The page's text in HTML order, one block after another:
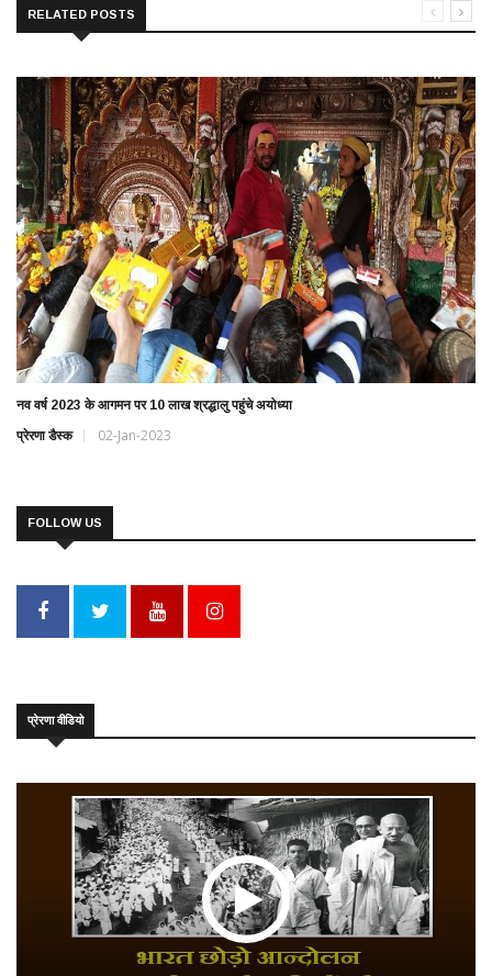
RELATED POSTS
नव वर्ष 2023 के आगमन पर 10 लाख श्रद्धालु पहुंचे अयोध्या
प्रेरणा डैस्क 02-Jan-2023
FOLLOW US
प्रेरणा वीडियो